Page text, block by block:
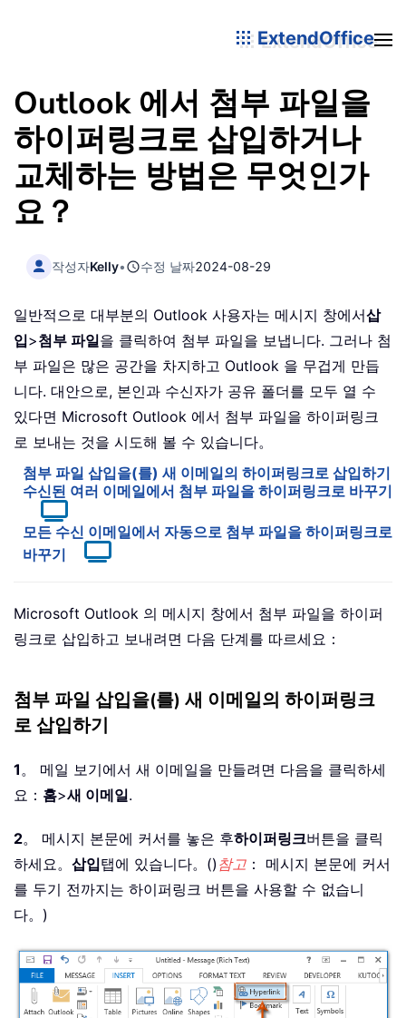
ExtendOffice
Outlook 에서 첨부 파일을
하이퍼링크로 삽입하거나
교체하는 방법은 무엇인가
요？
작성자Kelly• 수정 날짜2024-08-29
일반적으로 대부분의 Outlook 사용자는 메시지 창에서삽
입>첨부 파일을 클릭하여 첨부 파일을 보냅니다. 그러나 첨
부 파일은 많은 공간을 차지하고 Outlook 을 무겁게 만듭
니다. 대안으로, 본인과 수신자가 공유 폴더를 모두 열 수
있다면 Microsoft Outlook 에서 첨부 파일을 하이퍼링크
로 보내는 것을 시도해 볼 수 있습니다。
첨부 파일 삽입을(를) 새 이메일의 하이퍼링크로 삽입하기
수신된 여러 이메일에서 첨부 파일을 하이퍼링크로 바꾸기
모든 수신 이메일에서 자동으로 첨부 파일을 하이퍼링크로
바꾸기
Microsoft Outlook 의 메시지 창에서 첨부 파일을 하이퍼
링크로 삽입하고 보내려면 다음 단계를 따르세요：
첨부 파일 삽입을(를) 새 이메일의 하이퍼링크
로 삽입하기
1。 메일 보기에서 새 이메일을 만들려면 다음을 클릭하세
요： 홈>새 이메일.
2。 메시지 본문에 커서를 놓은 후하이퍼링크버튼을 클릭
하세요。 삽입탭에 있습니다。() 참고 ： 메시지 본문에 커서
를 두기 전까지는 하이퍼링크 버튼을 사용할 수 없습니
다。)